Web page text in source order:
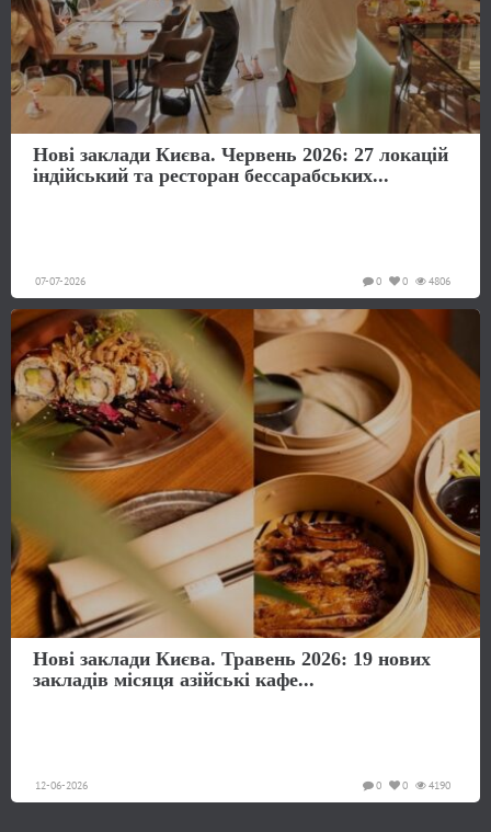
Нові заклади Києва. Червень 2026: 27 локацій
індійський та ресторан бессарабських...
07-07-2026 4806
0
0
Нові заклади Києва. Травень 2026: 19 нових
закладів місяця азійські кафе...
12-06-2026 4190
0
0